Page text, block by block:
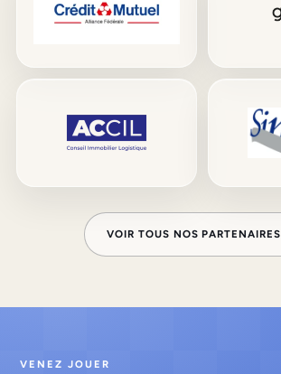
VOIR TOUS NOS PARTENAIRES
VENEZ JOUER